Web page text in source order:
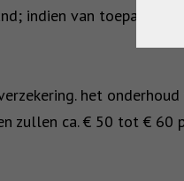
indien van toepassing
het
zullen ca. € 50 tot € 60